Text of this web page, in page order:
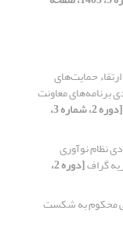
حمایت‌های
برنامه‌های معاونت
[دوره 2، شماره 3،
نظام نوآوری
گراف [دوره 2،
محکوم به شکست